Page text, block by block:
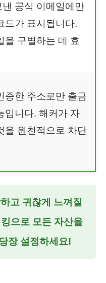
공식 이메일에만
드가 표시됩니다.
을 구별하는 데 효
증한 주소로만 출금
입니다. 해커가 자
을 원천적으로 차단
고 귀찮게 느껴질
으로 모든 자산을
장 설정하세요!